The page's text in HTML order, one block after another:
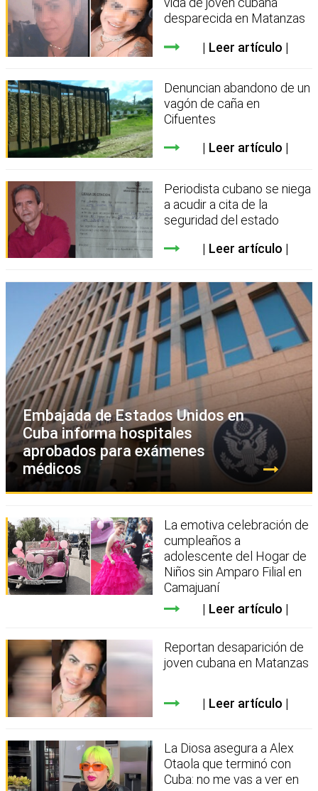
desparecida en Matanzas
Leer artículo
Denuncian abandono de un
vagón de caña en
Cifuentes
Leer artículo
Periodista cubano se niega
a acudir a cita de la
seguridad del estado
Leer artículo
Embajada de Estados Unidos en
Cuba informa hospitales
aprobados para exámenes
médicos
La emotiva celebración de
cumpleaños a
adolescente del Hogar de
Niños sin Amparo Filial en
Camajuaní
Leer artículo
Reportan desaparición de
joven cubana en Matanzas
Leer artículo
La Diosa asegura a Alex
Otaola que terminó con
Cuba: no me vas a ver en